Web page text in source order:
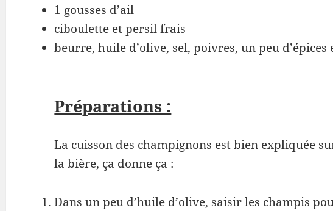
1 gousses d’ail
ciboulette et persil frais
beurre, huile d’olive, sel, poivres, un peu d’épices
Préparations :
La cuisson des champignons est bien expliquée
la bière, ça donne ça :
Dans un peu d’huile d’olive, saisir les champis